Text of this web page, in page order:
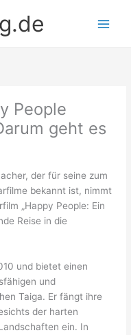
People
geht es
der für seine zum
bekannt ist, nimmt
„Happy People: Ein
Reise in die
und bietet einen
und
Taiga. Er fängt ihre
der harten
ein. In